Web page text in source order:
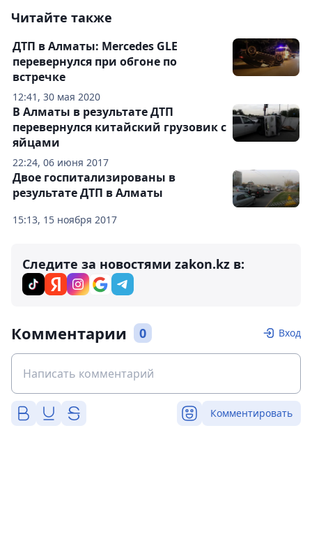
Читайте также
12:41, 30 мая 2020
ДТП в Алматы: Mercedes GLE
перевернулся при обгоне по
встречке
22:24, 06 июня 2017
В Алматы в результате ДТП
перевернулся китайский грузовик с
яйцами
15:13, 15 ноября 2017
Двое госпитализированы в
результате ДТП в Алматы
Следите за новостями zakon.kz в:
Комментарии 0 Вход
Комментировать